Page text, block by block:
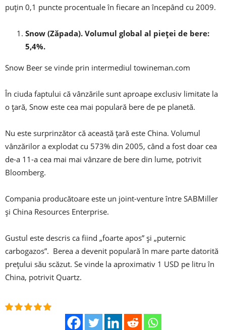
puțin 0,1 puncte procentuale în fiecare an începând cu 2009.
Snow (Zăpada). Volumul global al pieței de bere:
5,4%.
Snow Beer se vinde prin intermediul towineman.com
În ciuda faptului că vânzările sunt aproape exclusiv limitate la
o țară, Snow este cea mai populară bere de pe planetă.
Nu este surprinzător că această țară este China. Volumul
vânzărilor a explodat cu 573% din 2005, când a fost doar cea
de-a 11-a cea mai mai vânzare de bere din lume, potrivit
Bloomberg.
Compania producătoare este un joint-venture între SABMiller
și China Resources Enterprise.
Gustul este descris ca fiind „foarte apos” și „puternic
carbogazos”. Berea a devenit populară în mare parte datorită
prețului său scăzut. Se vinde la aproximativ 1 USD pe litru în
China, potrivit Quartz.